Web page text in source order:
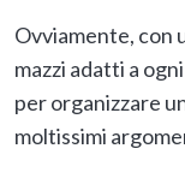
Ovviamente, con
mazzi adatti a
per organizzare
moltissimi